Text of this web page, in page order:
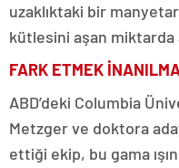
uzaklıktaki bir
kütlesini aşan miktarda
FARK ETMEK
ABD’deki Columbia
Metzger ve doktora
ettiği ekip, bu gama